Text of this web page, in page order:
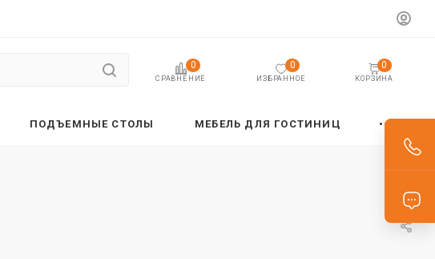
СРАВНЕНИЕ
0
ИЗБРАННОЕ
0
КОРЗИНА
0
ПОДЪЕМНЫЕ СТОЛЫ МЕБЕЛЬ ДЛЯ ГОСТИНИЦ